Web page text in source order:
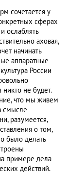
сочетается у
сферах
ослаблять
аховая,
начинать
аппаратные
России
не будет.
что мы живем
смысле
разумеется,
о том,
было делать
примере дела
действий.